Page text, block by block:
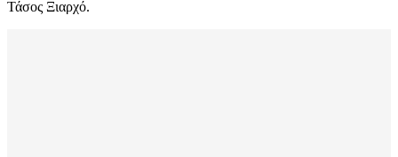
Τάσος Ξιαρχό.